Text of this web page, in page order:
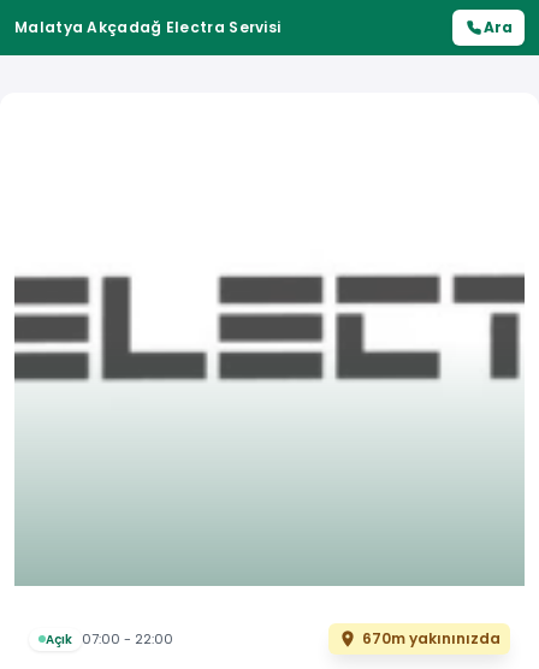
Malatya Akçadağ Electra Servisi Ara
Açık 07:00 - 22:00 670m yakınınızda